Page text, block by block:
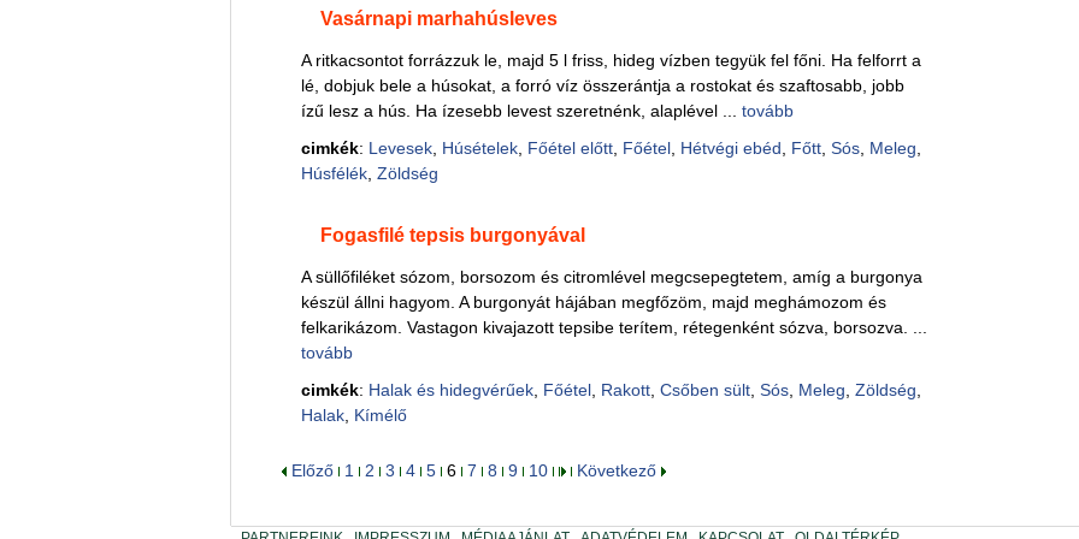
Vasárnapi marhahúsleves
A ritkacsontot forrázzuk le, majd 5 l friss, hideg vízben tegyük fel főni. Ha felforrt a
lé, dobjuk bele a húsokat, a forró víz összerántja a rostokat és szaftosabb, jobb
ízű lesz a hús. Ha ízesebb levest szeretnénk, alaplével ...tovább
cimkék: Levesek Húsételek Főétel előtt Főétel Hétvégi ebéd Főtt ,Sós Meleg
Húsfélék ,Zöldség
Fogasfilé tepsis burgonyával
A süllőfiléket sózom, borsozom és citromlével megcsepegtetem, amíg a burgonya
készül állni hagyom. A burgonyát hájában megfőzöm, majd meghámozom és
felkarikázom. Vastagon kivajazott tepsibe terítem, rétegenként sózva, borsozva. ...
tovább
cimkék: Halak és hidegvérűek Főétel Rakott ,Csőben sült ,Sós Meleg ,Zöldség
Halak Kímélő
Előző 1 2 3 4 5 6 7 8 9 10 Következő